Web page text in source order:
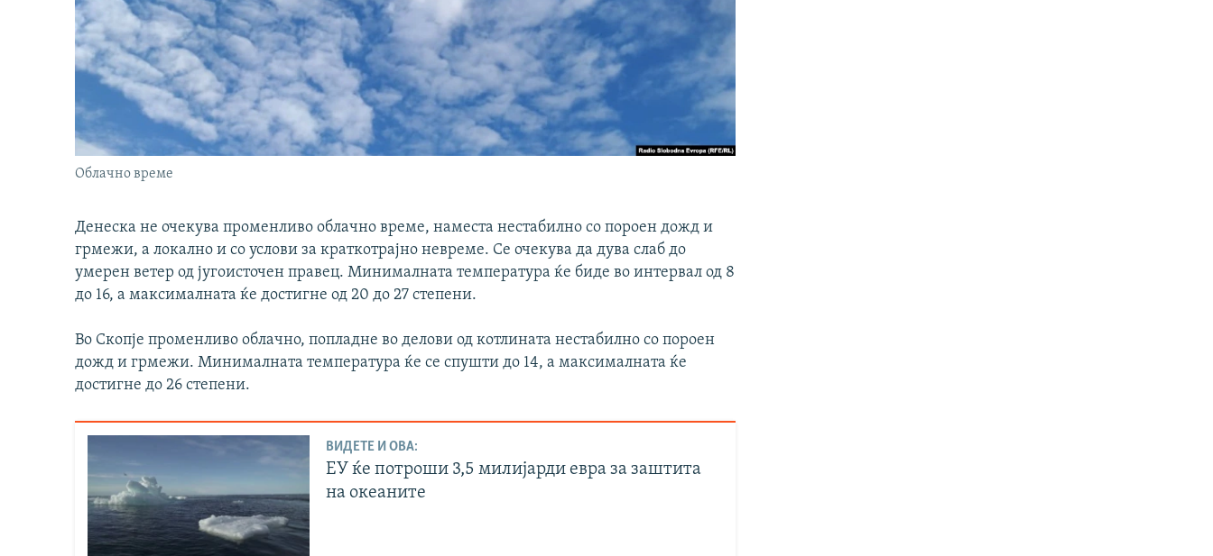
Облачно време
Денеска не очекува променливо облачно време, наместа нестабилно со пороен дожд и
грмежи, а локално и со услови за краткотрајно невреме. Се очекува да дува слаб до
умерен ветер од југоисточен правец. Минималната температура ќе биде во интервал од 8
до 16, а максималната ќе достигне од 20 до 27 степени.
Во Скопје променливо облачно, попладне во делови од котлината нестабилно со пороен
дожд и грмежи. Минималната температура ќе се спушти до 14, а максималната ќе
достигне до 26 степени.
ВИДЕТЕ И ОВА:
ЕУ ќе потроши 3,5 милијарди евра за заштита
на океаните